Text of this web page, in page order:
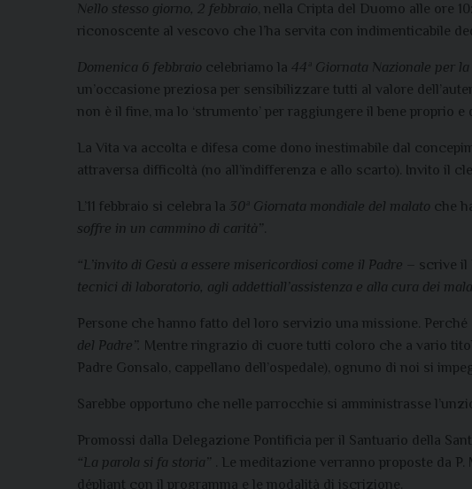
Nello stesso giorno, 2 febbraio , nella Cripta del Duomo alle ore
riconoscente al vescovo che l’ha servita con indimenticabile
Domenica 6 febbraio celebriamo la 44ª Giornata Nazionale per
un’occasione preziosa per sensibilizzare tutti al valore
non è il fine, ma lo ‘strumento’ per raggiungere il bene proprio
La Vita va accolta e difesa come dono inestimabile dal
attraversa difficoltà (no all’indifferenza e allo scarto). Invito il
L’11 febbraio si celebra la 30ª Giornata mondiale del malato che
soffre in un cammino di carità”
“L’invito di Gesù a essere misericordiosi come il Padre – scrive il
tecnici di laboratorio, agli addettiall’assistenza e alla cura dei
Persone che hanno fatto del loro servizio una missione. Perché
del Padre”. Mentre ringrazio di cuore tutti coloro che a vario
Padre Gonsalo, cappellano dell’ospedale), ognuno di noi si
Sarebbe opportuno che nelle parrocchie si amministrasse
Promossi dalla Delegazione Pontificia per il Santuario della
“La parola si fa storia”
. Le meditazione verranno proposte da
dépliant con il programma e le modalità di iscrizione.